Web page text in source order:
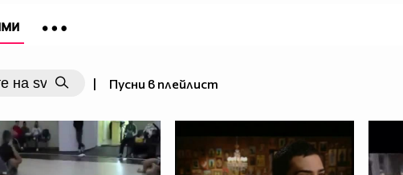
| Пусни в плейлист